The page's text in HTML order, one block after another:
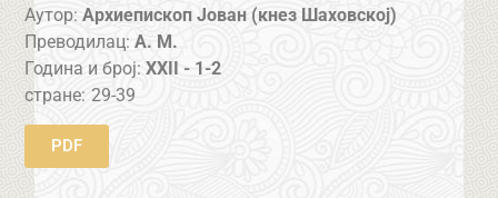
Аутор: Архиепископ Јован (кнез Шаховској)
Преводилац: А. М.
Година и број:XXII - 1-2
стране: 29-39
PDF